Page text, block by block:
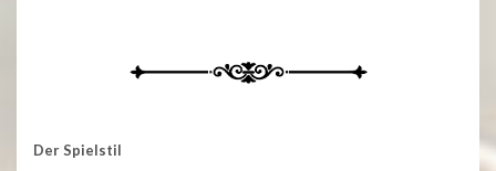
Der Spielstil